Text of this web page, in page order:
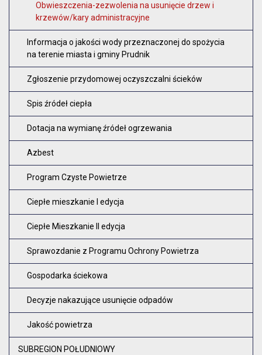
Obwieszczenia-zezwolenia na usunięcie drzew i
krzewów/kary administracyjne
Informacja o jakości wody przeznaczonej do spożycia
na terenie miasta i gminy Prudnik
Zgłoszenie przydomowej oczyszczalni ścieków
Spis źródeł ciepła
Dotacja na wymianę źródeł ogrzewania
Azbest
Program Czyste Powietrze
Ciepłe mieszkanie I edycja
Ciepłe Mieszkanie II edycja
Sprawozdanie z Programu Ochrony Powietrza
Gospodarka ściekowa
Decyzje nakazujące usunięcie odpadów
Jakość powietrza
SUBREGION POŁUDNIOWY